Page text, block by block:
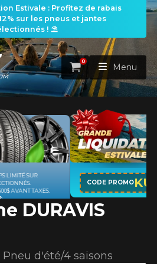
Estivale : Profitez de rabais
sur les pneus et jantes
! ⛱️
PNEUS VOIR TOUT
Par véhicule
ROUES VOIR TOUT
Panier
0
Menu
DURAVIS
Pneu d'été/4 saisons
APPLICABLE SUR TOUT ACHAT
PNEUS DE MARQUE KUMHO*
D'INFO